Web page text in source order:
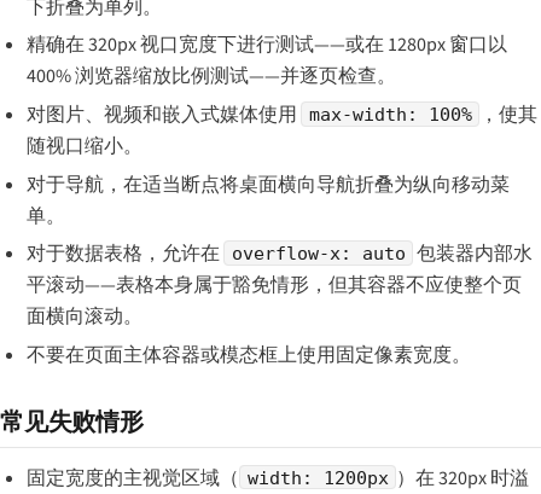
下折叠为单列。
精确在 320px 视口宽度下进行测试——或在 1280px 窗口以
400% 浏览器缩放比例测试——并逐页检查。
对图片、视频和嵌入式媒体使用
max-width: 100%
，使其
随视口缩小。
对于导航，在适当断点将桌面横向导航折叠为纵向移动菜
单。
对于数据表格，允许在
overflow-x: auto 包装器内部水
平滚动——表格本身属于豁免情形，但其容器不应使整个页
面横向滚动。
不要在页面主体容器或模态框上使用固定像素宽度。
常见失败情形
固定宽度的主视觉区域（ width: 1200px ）在 320px 时溢